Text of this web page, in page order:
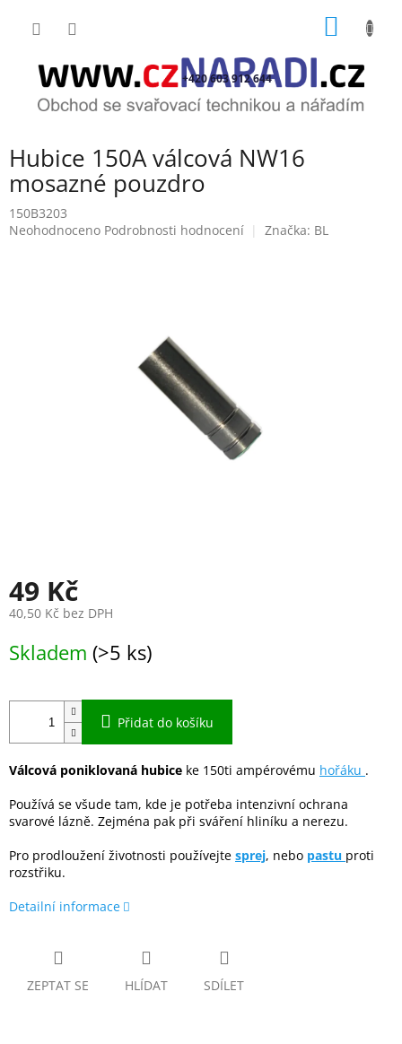
+420 603 912 644
Hubice 150A válcová NW16
mosazné pouzdro
150B3203
Průměrné
Neohodnoceno Podrobnosti hodnocení Značka: BL
49 Kč
40,50 Kč bez DPH
cena:
Skladem (>5 ks)
Přidat do košíku
Válcová poniklovaná hubice ke 150ti ampérovému hořáku .
Používá se všude tam, kde je potřeba intenzivní ochrana
svarové lázně. Zejména pak při sváření hliníku a nerezu.
Pro prodloužení životnosti používejte sprej, nebo pastu proti
rozstřiku.
Detailní informace
ZEPTAT SE HLÍDAT SDÍLET